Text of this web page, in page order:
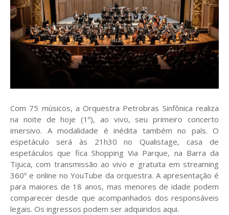
Com 75 músicos, a Orquestra Petrobras Sinfônica realiza
na noite de hoje (1º), ao vivo, seu primeiro concerto
imersivo. A modalidade é inédita também no país. O
espetáculo será às 21h30 no Qualistage, casa de
espetáculos que fica Shopping Via Parque, na Barra da
Tijuca, com transmissão ao vivo e gratuita em streaming
360º e online no YouTube da orquestra. A apresentação é
para maiores de 18 anos, mas menores de idade podem
comparecer desde que acompanhados dos responsáveis
legais. Os ingressos podem ser adquiridos aqui.